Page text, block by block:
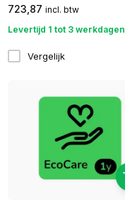
723,87 incl. btw
Levertijd 1 tot 3 werkdagen
Vergelijk